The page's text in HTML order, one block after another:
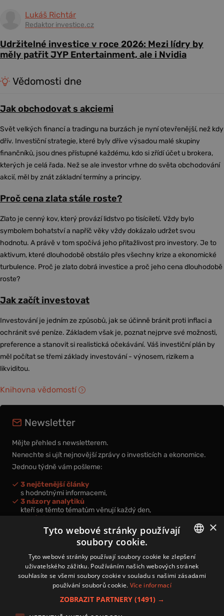
Lukáš Richtár
Redaktor investice.cz
Udržitelné investice v roce 2026: Mezi lídry by
měly patřit JYP Entertainment, ale i Nvidia
Vědomosti dne
Jak obchodovat s akciemi
Svět velkých financí a tradingu na burzách je nyní otevřenější, než kdy
dřív. Investiční strategie, které byly dříve výsadou malé skupiny
finančníků, jsou dnes přístupné každému, kdo si zřídí účet u brokera,
kterých je celá řada. Než se ale investor vrhne do světa obchodování
akcií, měl by znát základní termíny a principy.
Proč cena zlata stále roste?
Zlato je cenný kov, který provází lidstvo po tisíciletí. Vždy bylo
symbolem bohatství a napříč věky vždy dokázalo udržet svou
hodnotu. A právě v tom spočívá jeho přitažlivost pro investory. Je to
aktivum, které dlouhodobě obstálo přes všechny krize a ekonomické
turbulence. Proč je zlato dobrá investice a proč jeho cena dlouhodobě
roste?
Jak začít investovat
Investování je jedním ze způsobů, jak se účinně bránit proti inflaci a
ochránit své peníze. Základem však je, poznat nejprve své možnosti,
preference a stanovit si realistická očekávání. Váš investiční plán by
měl počítat se třemi základy investování - výnosem, rizikem a
likviditou.
Knihovna vědomostí
Newsletter
Mějte přehled s newsletterem.
Nenechte si ujít nejnovější zprávy o investicích a ekonomice.
Jednou týdně vám pošleme:
3 nejčtenější články
s hodnotnými informacemi,
3 názory analytiků
kteří se těmto tématům věnují každý den,
nová videa a podcasty
k prohloubení vašich znalostí.
Přihlášením k newsletteru vyjadřujete svůj souhlas spodmínkami
zpracování osobních údajů.
CZECH
×
Tyto webové stránky používají
soubory cookie.
Tyto webové stránky používají soubory cookie ke zlepšení
uživatelského zážitku. Používáním našich webových stránek
souhlasíte se všemi soubory cookie v souladu s našimi zásadami
používání souborů cookie. Více informací
ZOBRAZIT PARTNERY (1491) →